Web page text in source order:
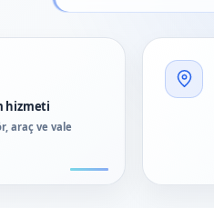
hizmeti
araç ve vale